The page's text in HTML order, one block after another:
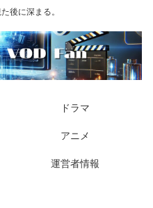
後に深まる。
ドラマ
アニメ
運営者情報